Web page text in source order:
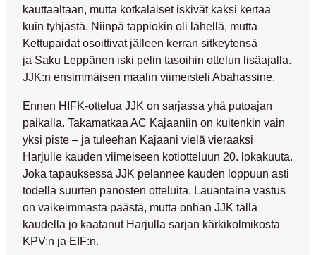
kauttaaltaan, mutta kotkalaiset iskivät kaksi kertaa
kuin tyhjästä. Niinpä tappiokin oli lähellä, mutta
Kettupaidat osoittivat jälleen kerran sitkeytensä
ja Saku Leppänen iski pelin tasoihin ottelun lisäajalla.
JJK:n ensimmäisen maalin viimeisteli Abahassine.
Ennen HIFK-ottelua JJK on sarjassa yhä putoajan
paikalla. Takamatkaa AC Kajaaniin on kuitenkin vain
yksi piste – ja tuleehan Kajaani vielä vieraaksi
Harjulle kauden viimeiseen kotiotteluun 20. lokakuuta.
Joka tapauksessa JJK pelannee kauden loppuun asti
todella suurten panosten otteluita. Lauantaina vastus
on vaikeimmasta päästä, mutta onhan JJK tällä
kaudella jo kaatanut Harjulla sarjan kärkikolmikosta
KPV:n ja EIF:n.